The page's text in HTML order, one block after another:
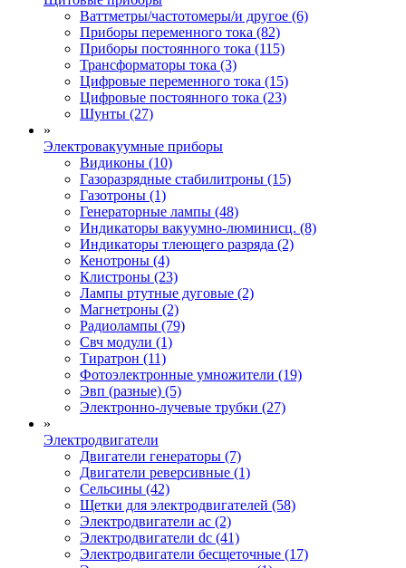
Ваттметры/частотомеры/и другое (6)
Приборы переменного тока (82)
Приборы постоянного тока (115)
Трансформаторы тока (3)
Цифровые переменного тока (15)
Цифровые постоянного тока (23)
Шунты (27)
»
Электровакуумные приборы
Видиконы (10)
Газоразрядные стабилитроны (15)
Газотроны (1)
Генераторные лампы (48)
Индикаторы вакуумно-люминисц. (8)
Индикаторы тлеющего разряда (2)
Кенотроны (4)
Клистроны (23)
Лампы ртутные дуговые (2)
Магнетроны (2)
Радиолампы (79)
Свч модули (1)
Тиратрон (11)
Фотоэлектронные умножители (19)
Эвп (разные) (5)
Электронно-лучевые трубки (27)
»
Электродвигатели
Двигатели генераторы (7)
Двигатели реверсивные (1)
Сельсины (42)
Щетки для электродвигателей (58)
Электродвигатели ac (2)
Электродвигатели dc (41)
Электродвигатели бесщеточные (17)